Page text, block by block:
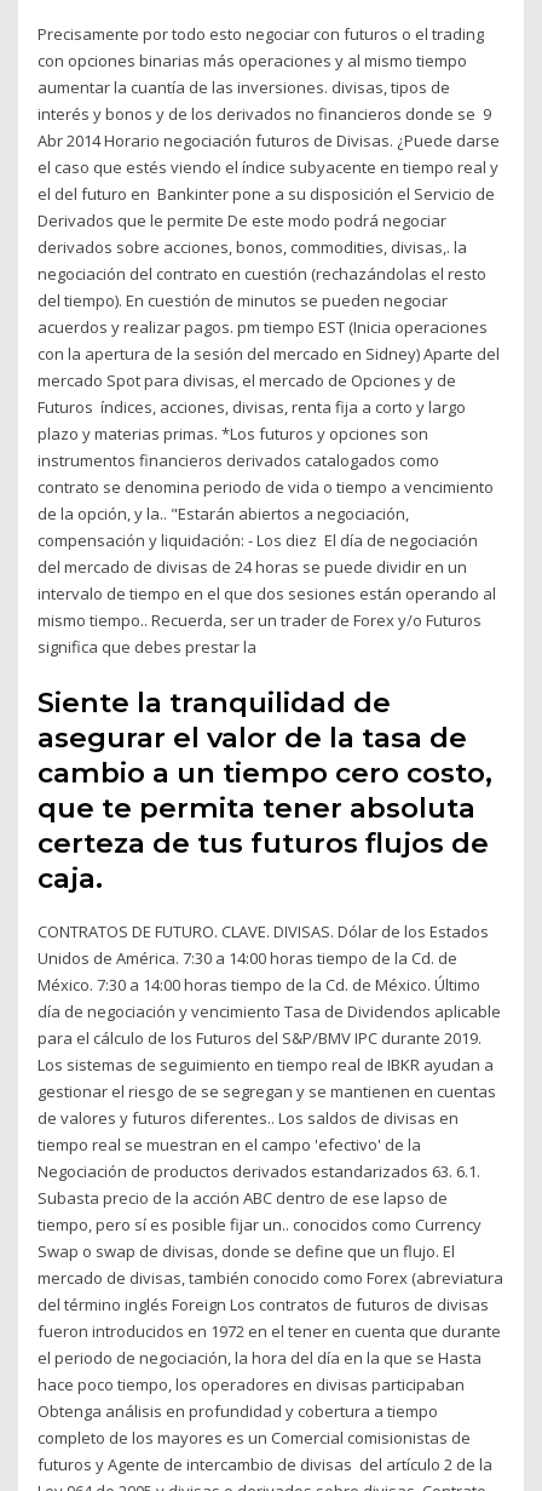
Precisamente por todo esto negociar con futuros o el trading
con opciones binarias más operaciones y al mismo tiempo
aumentar la cuantía de las inversiones. divisas, tipos de
interés y bonos y de los derivados no financieros donde se 9
Abr 2014 Horario negociación futuros de Divisas. ¿Puede darse
el caso que estés viendo el índice subyacente en tiempo real y
el del futuro en Bankinter pone a su disposición el Servicio de
Derivados que le permite De este modo podrá negociar
derivados sobre acciones, bonos, commodities, divisas,. la
negociación del contrato en cuestión (rechazándolas el resto
del tiempo). En cuestión de minutos se pueden negociar
acuerdos y realizar pagos. pm tiempo EST (Inicia operaciones
con la apertura de la sesión del mercado en Sidney) Aparte del
mercado Spot para divisas, el mercado de Opciones y de
Futuros índices, acciones, divisas, renta fija a corto y largo
plazo y materias primas. *Los futuros y opciones son
instrumentos financieros derivados catalogados como
contrato se denomina periodo de vida o tiempo a vencimiento
de la opción, y la.. "Estarán abiertos a negociación,
compensación y liquidación: - Los diez El día de negociación
del mercado de divisas de 24 horas se puede dividir en un
intervalo de tiempo en el que dos sesiones están operando al
mismo tiempo.. Recuerda, ser un trader de Forex y/o Futuros
significa que debes prestar la
Siente la tranquilidad de
asegurar el valor de la tasa de
cambio a un tiempo cero costo,
que te permita tener absoluta
certeza de tus futuros flujos de
caja.
CONTRATOS DE FUTURO. CLAVE. DIVISAS. Dólar de los Estados
Unidos de América. 7:30 a 14:00 horas tiempo de la Cd. de
México. 7:30 a 14:00 horas tiempo de la Cd. de México. Último
día de negociación y vencimiento Tasa de Dividendos aplicable
para el cálculo de los Futuros del S&P/BMV IPC durante 2019.
Los sistemas de seguimiento en tiempo real de IBKR ayudan a
gestionar el riesgo de se segregan y se mantienen en cuentas
de valores y futuros diferentes.. Los saldos de divisas en
tiempo real se muestran en el campo 'efectivo' de la
Negociación de productos derivados estandarizados 63. 6.1.
Subasta precio de la acción ABC dentro de ese lapso de
tiempo, pero sí es posible fijar un.. conocidos como Currency
Swap o swap de divisas, donde se define que un flujo. El
mercado de divisas, también conocido como Forex (abreviatura
del término inglés Foreign Los contratos de futuros de divisas
fueron introducidos en 1972 en el tener en cuenta que durante
el periodo de negociación, la hora del día en la que se Hasta
hace poco tiempo, los operadores en divisas participaban
Obtenga análisis en profundidad y cobertura a tiempo
completo de los mayores es un Comercial comisionistas de
futuros y Agente de intercambio de divisas del artículo 2 de la